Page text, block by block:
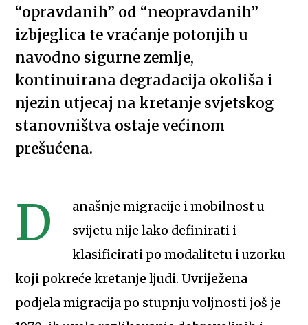
“opravdanih” od “neopravdanih”
izbjeglica te vraćanje potonjih u
navodno sigurne zemlje,
kontinuirana degradacija okoliša i
njezin utjecaj na kretanje svjetskog
stanovništva ostaje većinom
prešućena.
D
anašnje migracije i mobilnost u
svijetu nije lako definirati i
klasificirati po modalitetu i uzorku
koji pokreće kretanje ljudi. Uvriježena
podjela migracija po stupnju voljnosti još je